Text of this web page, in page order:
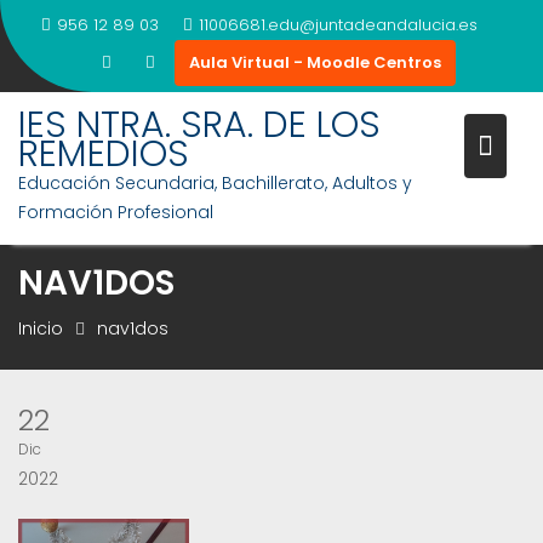
Saltar
al
contenido
956 12 89 03
11006681.edu@juntadeandalucia.es
Aula Virtual - Moodle Centros
IES NTRA. SRA. DE LOS
REMEDIOS
Educación Secundaria, Bachillerato, Adultos y
Formación Profesional
NAV1DOS
Inicio nav1dos
22
Dic
2022